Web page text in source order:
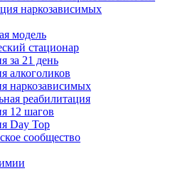
наркозависимых
модель
стационар
за 21 день
алкоголиков
наркозависимых
реабилитация
12 шагов
Day Top
сообщество